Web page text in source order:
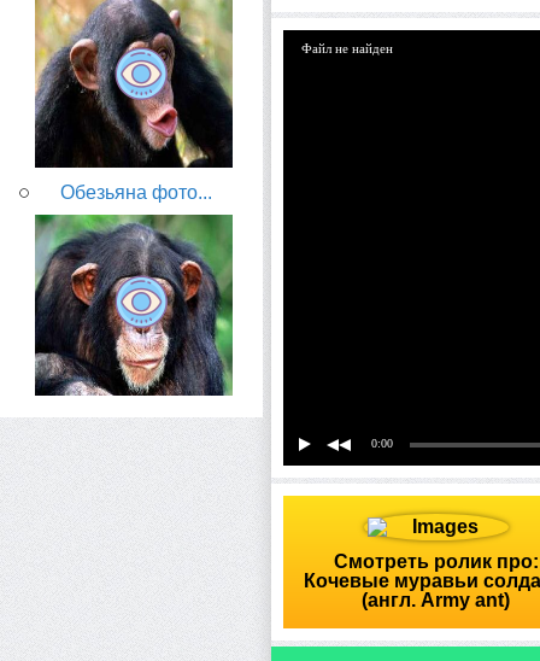
Обезьяна фото...
Файл не найден
0:00
Смотреть ролик про:
Кочевые муравьи
(англ. Army ant)